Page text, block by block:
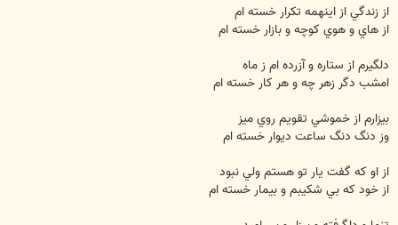
از زندگي از اينهمه تكرار خسته ام
از هاي و هوي كوچه و بازار خسته ام
دلگيرم از ستاره و آزرده ام ز ماه
امشب دگر زهر چه و هر كار خسته ام
بيزارم از خموشي تقويم روي ميز
وز دنگ دنگ ساعت ديوار خسته ام
از او كه گفت يار تو هستم ولي نبود
از خود كه بي شكيبم و بيمار خسته ام